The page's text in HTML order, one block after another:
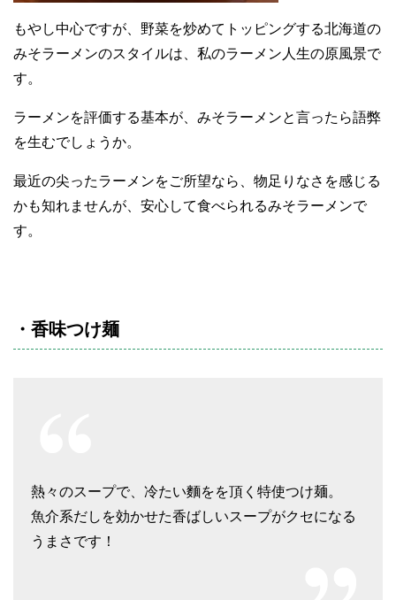
もやし中心ですが、野菜を炒めてトッピングする北海道の
みそラーメンのスタイルは、私のラーメン人生の原風景で
す。
ラーメンを評価する基本が、みそラーメンと言ったら語弊
を生むでしょうか。
最近の尖ったラーメンをご所望なら、物足りなさを感じる
かも知れませんが、安心して食べられるみそラーメンで
す。
・香味つけ麺
熱々のスープで、冷たい麵をを頂く特使つけ麺。
魚介系だしを効かせた香ばしいスープがクセになる
うまさです！